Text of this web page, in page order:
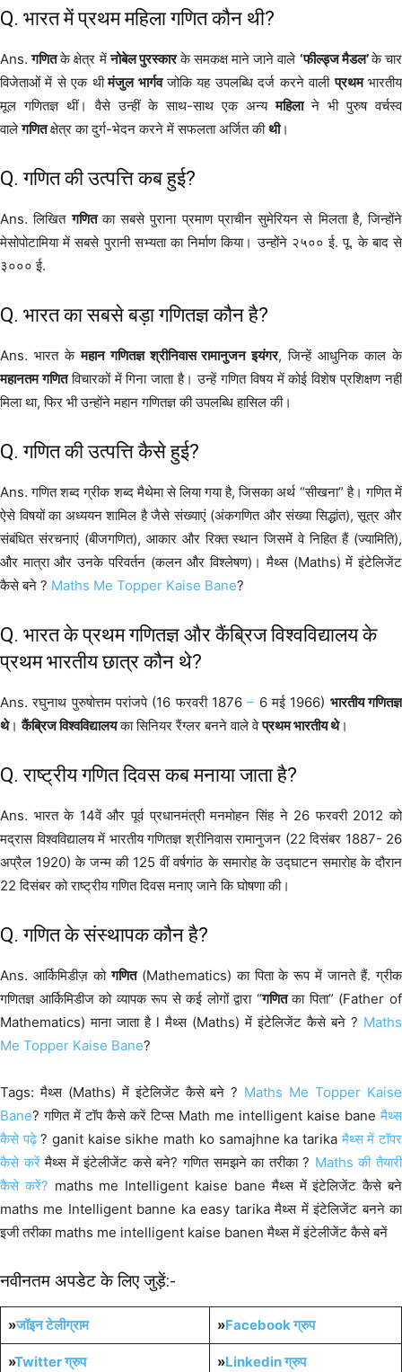
Q. भारत में प्रथम महिला गणित कौन थी?
Ans.गणितके क्षेत्र मेंनोबेल पुरस्कारके समकक्ष माने जाने वाले ‘फील्ड्ज मैडल’के चार
विजेताओं में से एक थीमंजुल भार्गवजोकि यह उपलब्धि दर्ज करने वालीप्रथमभारतीय
मूल गणितज्ञ थीं। वैसे उन्हीं के साथ-साथ एक अन्यमहिलाने भी पुरुष वर्चस्व
वालेगणितक्षेत्र का दुर्ग-भेदन करने में सफलता अर्जित कीथी।
Q. गणित की उत्पत्ति कब हुई?
Ans. लिखितगणितका सबसे पुराना प्रमाण प्राचीन सुमेरियन से मिलता है, जिन्होंने
मेसोपोटामिया में सबसे पुरानी सभ्यता का निर्माण किया। उन्होंने २५०० ई. पू. के बाद से
३००० ई.
Q. भारत का सबसे बड़ा गणितज्ञ कौन है?
Ans. भारत केमहान गणितज्ञ श्रीनिवास रामानुजन इयंगर, जिन्हें आधुनिक काल के
महानतम गणितविचारकों में गिना जाता है। उन्हें गणित विषय में कोई विशेष प्रशिक्षण नहीं
मिला था, फिर भी उन्होंने महान गणितज्ञ की उपलब्धि हासिल की।
Q. गणित की उत्पत्ति कैसे हुई?
Ans. गणित शब्द ग्रीक शब्द मैथेमा से लिया गया है, जिसका अर्थ “सीखना” है। गणित में
ऐसे विषयों का अध्ययन शामिल है जैसे संख्याएं (अंकगणित और संख्या सिद्धांत), सूत्र और
संबंधित संरचनाएं (बीजगणित), आकार और रिक्त स्थान जिसमें वे निहित हैं (ज्यामिति),
और मात्रा और उनके परिवर्तन (कलन और विश्लेषण)। मैथ्स (Maths) में इंटेलिजेंट
कैसे बने ? Maths Me Topper Kaise Bane?
Q. भारत के प्रथम गणितज्ञ और कैंब्रिज विश्वविद्यालय के
प्रथम भारतीय छात्र कौन थे?
Ans. रघुनाथ पुरुषोत्तम परांजपे (16 फरवरी 1876– 6 मई 1966) भारतीय गणितज्ञ
थे।कैंब्रिज विश्वविद्यालयका सिनियर रैंग्लर बनने वाले वेप्रथम भारतीय थे।
Q. राष्ट्रीय गणित दिवस कब मनाया जाता है?
Ans. भारत के 14वें और पूर्व प्रधानमंत्री मनमोहन सिंह ने 26 फरवरी 2012 को
मद्रास विश्वविद्यालय में भारतीय गणितज्ञ श्रीनिवास रामानुजन (22 दिसंबर 1887- 26
अप्रैल 1920) के जन्म की 125 वीं वर्षगांठ के समारोह के उद्घाटन समारोह के दौरान
22 दिसंबर को राष्ट्रीय गणित दिवस मनाए जाने कि घोषणा की।
Q. गणित के संस्थापक कौन है?
Ans. आर्किमिडीज़ कोगणित(Mathematics) का पिता के रूप में जानते हैं. ग्रीक
गणितज्ञ आर्किमिडीज को व्यापक रूप से कई लोगों द्वारा “गणितका पिता” (Father of
Mathematics) माना जाता है l मैथ्स (Maths) में इंटेलिजेंट कैसे बने ? Maths
Me Topper Kaise Bane?
Tags: मैथ्स (Maths) में इंटेलिजेंट कैसे बने ? Maths Me Topper Kaise
Bane? गणित में टॉप कैसे करें टिप्स Math me intelligent kaise baneमैथ्स
कैसे पढ़े? ganit kaise sikhe math ko samajhne ka tarikaमैथ्स में टॉपर
कैसे करेंमैथ्स में इंटेलीजेंट कसे बने? गणित समझने का तरीका ? Maths की तैयारी
कैसे करें? maths me Intelligent kaise bane मैथ्स में इंटेलिजेंट कैसे बने
maths me Intelligent banne ka easy tarika मैथ्स में इंटेलिजेंट बनने का
इजी तरीका maths me intelligent kaise banen मैथ्स में इंटेलीजेंट कैसे बनें
नवीनतम अपडेट के लिए जुड़ें:-
»जॉइन टेलीग्राम »Facebook ग्रुप
»Twitter ग्रुप »Linkedin ग्रुप